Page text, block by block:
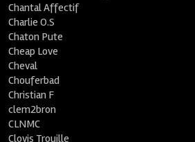
Chantal Affectif
Charlie O.S
Chaton Pute
Cheap Love
Cheval
Chouferbad
Christian F
clem2bron
CLNMC
Clovis Trouille